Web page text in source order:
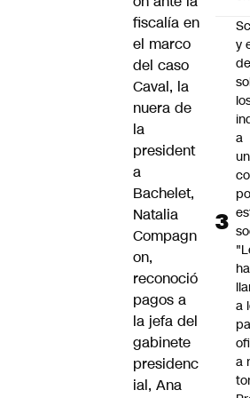
fiscalía en
el marco
del caso
Caval, la
nuera de
la
president
a
Bachelet,
Natalia
Compagn
on,
reconoció
pagos a
la jefa del
gabinete
presidenc
ial, Ana
y
a
a
a